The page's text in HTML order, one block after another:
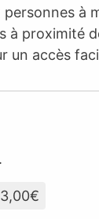
personnes à
à proximité
un accès
3,00€